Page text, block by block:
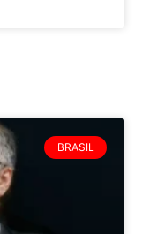
BRASIL